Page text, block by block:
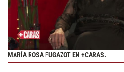
MARÍA ROSA FUGAZOT EN +CARAS.